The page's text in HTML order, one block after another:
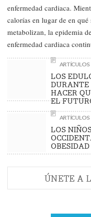
enfermedad cardiaca.
calorías en lugar de en
metabolizan, la epidemia
enfermedad cardiaca
LOS
DURANTE
HACER
EL
LOS
OBESIDAD
ÚNETE A